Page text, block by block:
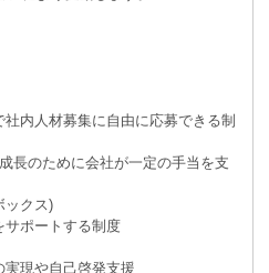
内人材募集に自由に応募できる制
長のために会社が⼀定の手当を支
ックス)
ポートする制度
現や自己啓発支援